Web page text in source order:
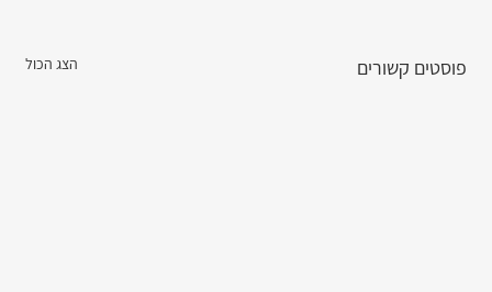
פוסטים קשורים הצג הכול